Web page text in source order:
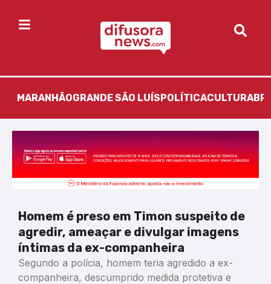
MARANHÃOGRANDE SÃO LUÍS POLÍTICACULTURA
Homem é preso em Timon suspeito de
agredir, ameaçar e divulgar imagens
íntimas da ex-companheira
Segundo a polícia, homem teria agredido a ex-
companheira, descumprido medida protetiva e